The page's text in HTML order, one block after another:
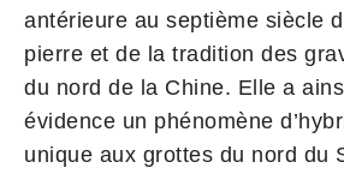
antérieure au septième siècle
pierre et de la tradition des
du nord de la Chine. Elle a
évidence un phénomène
unique aux grottes du nord du